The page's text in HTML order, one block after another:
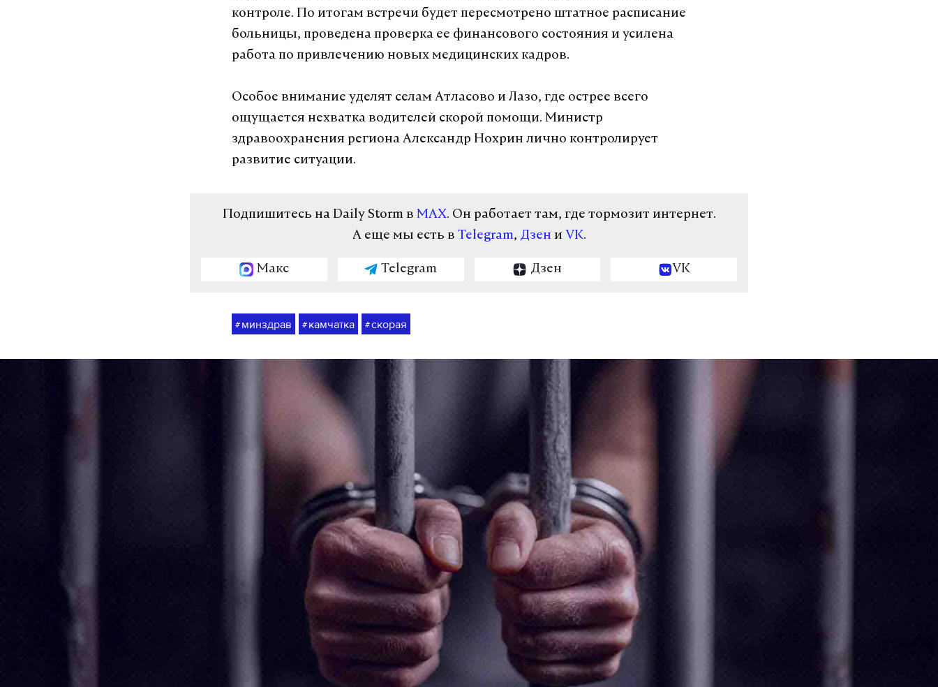
контроле. По итогам встречи будет пересмотрено штатное расписание
больницы, проведена проверка ее финансового состояния и усилена
работа по привлечению новых медицинских кадров.
Особое внимание уделят селам Атласово и Лазо, где острее всего
ощущается нехватка водителей скорой помощи. Министр
здравоохранения региона Александр Нохрин лично контролирует
развитие ситуации.
Подпишитесь на Daily Storm в MAX. Он работает там, где тормозит интернет.
А еще мы есть в Telegram, Дзен и VK.
Макс Telegram Дзен VK
# минздрав # камчатка #скорая